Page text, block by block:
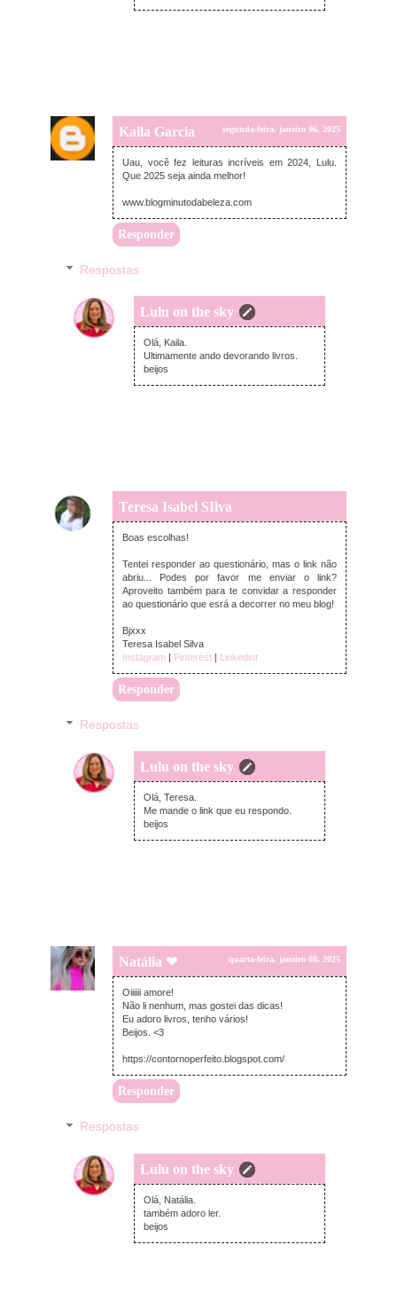
Kaila Garcia segunda-feira, janeiro 06, 2025
Uau, você fez leituras incríveis em 2024, Lulu.
Que 2025 seja ainda melhor!
www.blogminutodabeleza.com
Responder
Respostas
Lulu on the sky
sexta-feira, janeiro 17, 2025
Olá, Kaila.
Ultimamente ando devorando livros.
beijos
Teresa Isabel SIlva
segunda-feira, janeiro 06, 2025
Boas escolhas!
Tentei responder ao questionário, mas o link não
abriu... Podes por favor me enviar o link?
Aproveito também para te convidar a responder
ao questionário que esrá a decorrer no meu blog!
Bjxxx
Teresa Isabel Silva
Instagram | Pinterest | Linkedint
Responder
Respostas
Lulu on the sky
sexta-feira, janeiro 17, 2025
Olá, Teresa.
Me mande o link que eu respondo.
beijos
Natália ❤ quarta-feira, janeiro 08, 2025
Oiiiiii amore!
Não li nenhum, mas gostei das dicas!
Eu adoro livros, tenho vários!
Beijos. <3
https://contornoperfeito.blogspot.com/
Responder
Respostas
Lulu on the sky
sexta-feira, janeiro 17, 2025
Olá, Natália.
também adoro ler.
beijos